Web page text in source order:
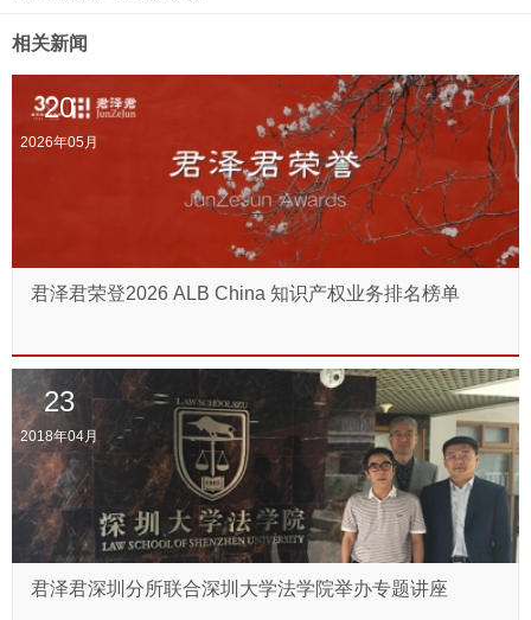
相关新闻
20
2026年05月
君泽君荣登2026 ALB China 知识产权业务排名榜单
23
2018年04月
君泽君深圳分所联合深圳大学法学院举办专题讲座